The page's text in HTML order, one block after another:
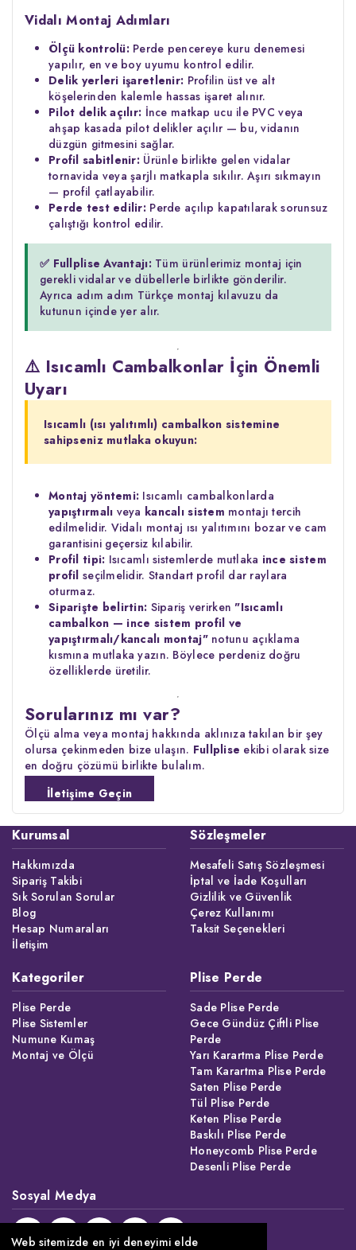
Web sitemizde en iyi deneyimi elde
Vidalı Montaj Adımları
Ölçü kontrolü:Perde pencereye kuru denemesi
yapılır, en ve boy uyumu kontrol edilir.
Delik yerleri işaretlenir: Profilin üst ve alt
köşelerinden kalemle hassas işaret alınır.
Pilot delik açılır: İnce matkap ucu ile PVC veya
ahşap kasada pilot delikler açılır — bu, vidanın
düzgün gitmesini sağlar.
Profil sabitlenir: Ürünle birlikte gelen vidalar
tornavida veya şarjlı matkapla sıkılır. Aşırı sıkmayın
— profil çatlayabilir.
Perde test edilir: Perde açılıp kapatılarak sorunsuz
çalıştığı kontrol edilir.
✅ Fullplise Avantajı:Tüm ürünlerimiz montaj için
gerekli vidalar ve dübellerle birlikte gönderilir.
Ayrıca adım adım Türkçe montaj kılavuzu da
kutunun içinde yer alır.
⚠️ Isıcamlı Cambalkonlar İçin Önemli
Uyarı
Isıcamlı (ısı yalıtımlı) cambalkon sistemine
sahipseniz mutlaka okuyun:
Montaj yöntemi: Isıcamlı cambalkonlarda
yapıştırmalı veya kancalı sistem montajı tercih
edilmelidir. Vidalı montaj ısı yalıtımını bozar ve cam
garantisini geçersiz kılabilir.
Profil tipi: Isıcamlı sistemlerde mutlaka ince sistem
profil seçilmelidir. Standart profil dar raylara
oturmaz.
Siparişte belirtin: Sipariş verirken "Isıcamlı
cambalkon — ince sistem profil ve
yapıştırmalı/kancalı montaj"notunu açıklama
kısmına mutlaka yazın. Böylece perdeniz doğru
özelliklerde üretilir.
Sorularınız mı var?
Ölçü alma veya montaj hakkında aklınıza takılan bir şey
olursa çekinmeden bize ulaşın. Fullplise ekibi olarak size
en doğru çözümü birlikte bulalım.
İletişime Geçin
Kurumsal
Hakkımızda
Sipariş Takibi
Sık Sorulan Sorular
Blog
Hesap Numaraları
İletişim
Kategoriler
Plise Perde
Plise Sistemler
Numune Kumaş
Montaj ve Ölçü
Plise Perde
Sade Plise Perde
Gece Gündüz Çiftli Plise
Perde
Yarı Karartma Plise Perde
Tam Karartma Plise Perde
Saten Plise Perde
Tül Plise Perde
Keten Plise Perde
Baskılı Plise Perde
Honeycomb Plise Perde
Desenli Plise Perde
Sözleşmeler
Mesafeli Satış Sözleşmesi
İptal ve İade Koşulları
Gizlilik ve Güvenlik
Çerez Kullanımı
Taksit Seçenekleri
Sosyal Medya